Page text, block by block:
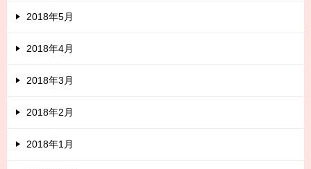
2018年5月
2018年4月
2018年3月
2018年2月
2018年1月